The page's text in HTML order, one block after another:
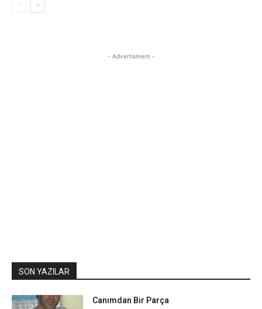
- Advertisment -
SON YAZILAR
Canımdan Bir Parça